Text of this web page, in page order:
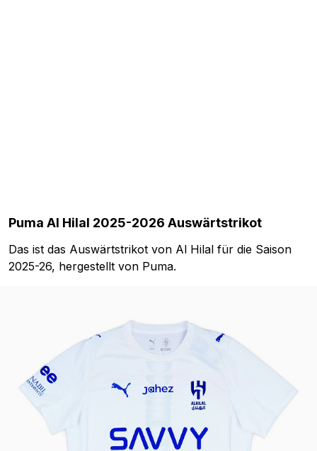
Puma Al Hilal 2025-2026 Auswärtstrikot
Das ist das Auswärtstrikot von Al Hilal für die Saison
2025-26, hergestellt von Puma.